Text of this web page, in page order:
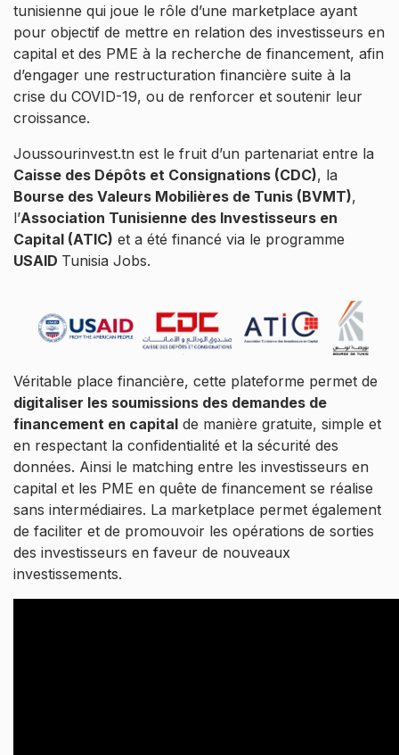
tunisienne qui joue le rôle d’une marketplace ayant
pour objectif de mettre en relation des investisseurs en
capital et des PME à la recherche de financement, afin
d’engager une restructuration financière suite à la
crise du COVID-19, ou de renforcer et soutenir leur
croissance.
Joussourinvest.tn est le fruit d’un partenariat entre la
Caisse des Dépôts et Consignations (CDC), la
Bourse des Valeurs Mobilières de Tunis (BVMT),
l’Association Tunisienne des Investisseurs en
Capital (ATIC) et a été financé via le programme
USAID Tunisia Jobs.
Véritable place financière, cette plateforme permet de
digitaliser les soumissions des demandes de
financement en capital de manière gratuite, simple et
en respectant la confidentialité et la sécurité des
données. Ainsi le matching entre les investisseurs en
capital et les PME en quête de financement se réalise
sans intermédiaires. La marketplace permet également
de faciliter et de promouvoir les opérations de sorties
des investisseurs en faveur de nouveaux
investissements.